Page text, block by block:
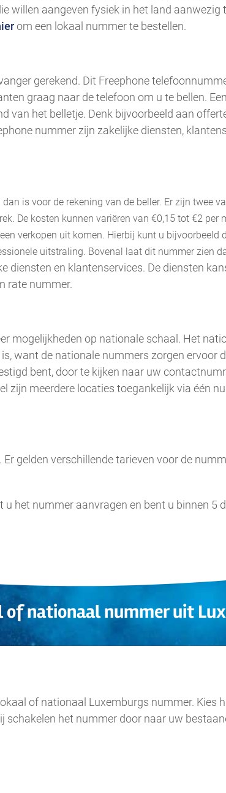
willen aangeven fysiek in het land
om een lokaal nummer te bestellen.
gerekend. Dit Freephone
graag naar de telefoon om u te bellen.
het belletje. Denk bijvoorbeeld aan
nummer zijn zakelijke diensten,
dan is voor de rekening van de beller. Er zijn twee
De kosten kunnen variëren van €0,15 tot €2 per
verkopen uit komen. Hierbij kunt u bijvoorbeeld
uitstraling. Bovenal laat dit nummer zien
diensten en klantenservices. De diensten
rate nummer.
mogelijkheden op nationale schaal. Het
want de nationale nummers zorgen ervoor
bent, door te kijken naar uw
zijn meerdere locaties toegankelijk via één
gelden verschillende tarieven voor de
het nummer aanvragen en bent u binnen 5
of nationaal nummer uit
of nationaal Luxemburgs nummer. Kies
het nummer door naar uw